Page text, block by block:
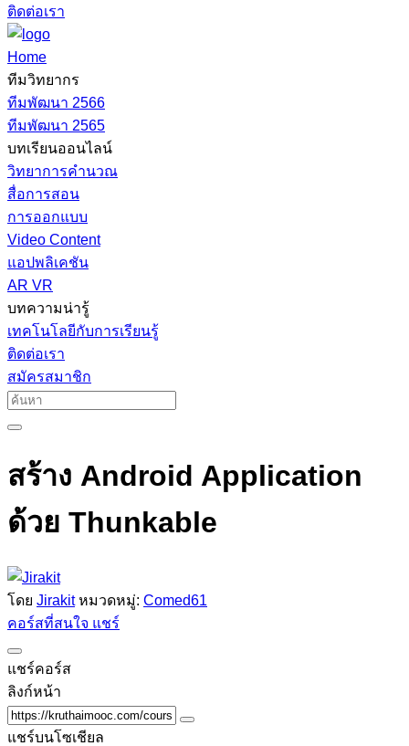
ติดต่อเรา
Home
ทีมวิทยากร
ทีมพัฒนา 2566
ทีมพัฒนา 2565
บทเรียนออนไลน์
วิทยาการคำนวณ
สื่อการสอน
การออกแบบ
Video Content
แอปพลิเคชัน
AR VR
บทความน่ารู้
เทคโนโลยีกับการเรียนรู้
ติดต่อเรา
สมัครสมาชิก
สร้าง Android Application
ด้วย Thunkable
โดย Jirakit หมวดหมู่: Comed61
คอร์สที่สนใจ แชร์
แชร์คอร์ส
ลิงก์หน้า
แชร์บนโซเชียล